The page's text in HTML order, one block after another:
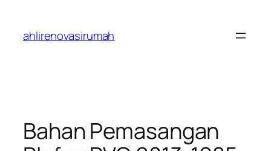
content
ahlirenovasirumah
Bahan Pemasangan